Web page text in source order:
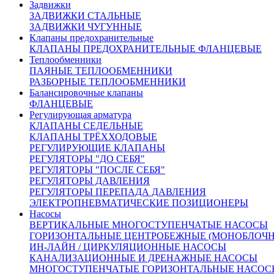
Задвижки
ЗАДВИЖКИ СТАЛЬНЫЕ
ЗАДВИЖКИ ЧУГУННЫЕ
Клапаны предохранительные
КЛАПАНЫ ПРЕДОХРАНИТЕЛЬНЫЕ ФЛАНЦЕВЫЕ
Теплообменники
ПАЯНЫЕ ТЕПЛООБМЕННИКИ
РАЗБОРНЫЕ ТЕПЛООБМЕННИКИ
Балансировочные клапаны
ФЛАНЦЕВЫЕ
Регулирующая арматура
КЛАПАНЫ СЕДЕЛЬНЫЕ
КЛАПАНЫ ТРЁХХОДОВЫЕ
РЕГУЛИРУЮЩИЕ КЛАПАНЫ
РЕГУЛЯТОРЫ "ДО СЕБЯ"
РЕГУЛЯТОРЫ "ПОСЛЕ СЕБЯ"
РЕГУЛЯТОРЫ ДАВЛЕНИЯ
РЕГУЛЯТОРЫ ПЕРЕПАДА ДАВЛЕНИЯ
ЭЛЕКТРОПНЕВМАТИЧЕСКИЕ ПОЗИЦИОНЕРЫ
Насосы
ВЕРТИКАЛЬНЫЕ МНОГОСТУПЕНЧАТЫЕ НАСОСЫ
ГОРИЗОНТАЛЬНЫЕ ЦЕНТРОБЕЖНЫЕ
ИН-ЛАЙН / ЦИРКУЛЯЦИОННЫЕ НАСОСЫ
КАНАЛИЗАЦИОННЫЕ И ДРЕНАЖНЫЕ НАСОСЫ
МНОГОСТУПЕНЧАТЫЕ ГОРИЗОНТАЛЬНЫЕ
МТ, SP «Regada» различных типов исполнения: в
общепромышленном, взрывозащищенном,
умеренном климатическом. Стандартное
исполнение электропривода Regada:
электрическое подсоединение – на клеммную
колодку;
механическое присоединение – фланцевое,
присоединительная муфта – резьбовая;
датчик степени открытия – резисторный
простой (1x100 Ом), токовый (4-20мА) без
источника питания;
указатель положения;
ручной дублер управления.
Технические данные
электропривода:
Тип привода
ST 0.1
Рабочий ход, мм
20 32
40